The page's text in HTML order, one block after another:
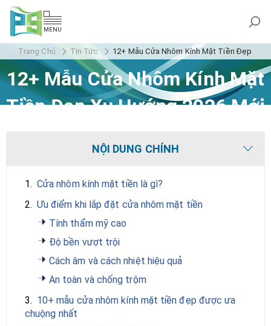
MENU
Trang Chủ Tin Tức 12+ Mẫu Cửa Nhôm Kính Mặt Tiền Đẹp Xu
12+ Mẫu Cửa Nhôm Kính Mặt
Tiền Đẹp Xu Hướng 2026 Mới
NỘI DUNG CHÍNH
1. Cửa nhôm kính mặt tiền là gì?
2. Ưu điểm khi lắp đặt cửa nhôm mặt tiền
Tính thẩm mỹ cao
Độ bền vượt trội
Cách âm và cách nhiệt hiệu quả
An toàn và chống trộm
3. 10+ mẫu cửa nhôm kính mặt tiền đẹp được ưa
chuộng nhất